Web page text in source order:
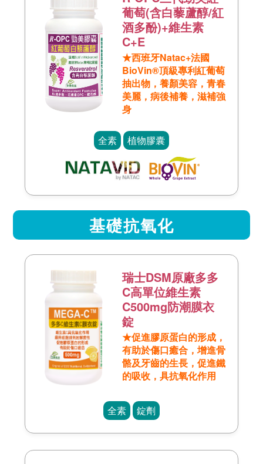
葡萄(含白藜蘆醇/紅
酒多酚)+維生素
C+E
★西班牙Natac+法國
BioVin®頂級專利紅葡萄
抽出物，養顏美容，青春
美麗，病後補養，滋補強
身
全素 植物膠囊
基礎抗氧化
瑞士DSM原廠多多
C高單位維生素
C500mg防潮膜衣
錠
★促進膠原蛋白的形成，
有助於傷口癒合，增進骨
骼及牙齒的生長，促進鐵
的吸收，具抗氧化作用
全素 錠劑